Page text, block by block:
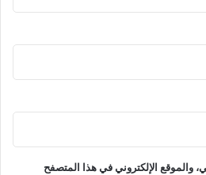
والموقع الإلكتروني في هذا المتصفح